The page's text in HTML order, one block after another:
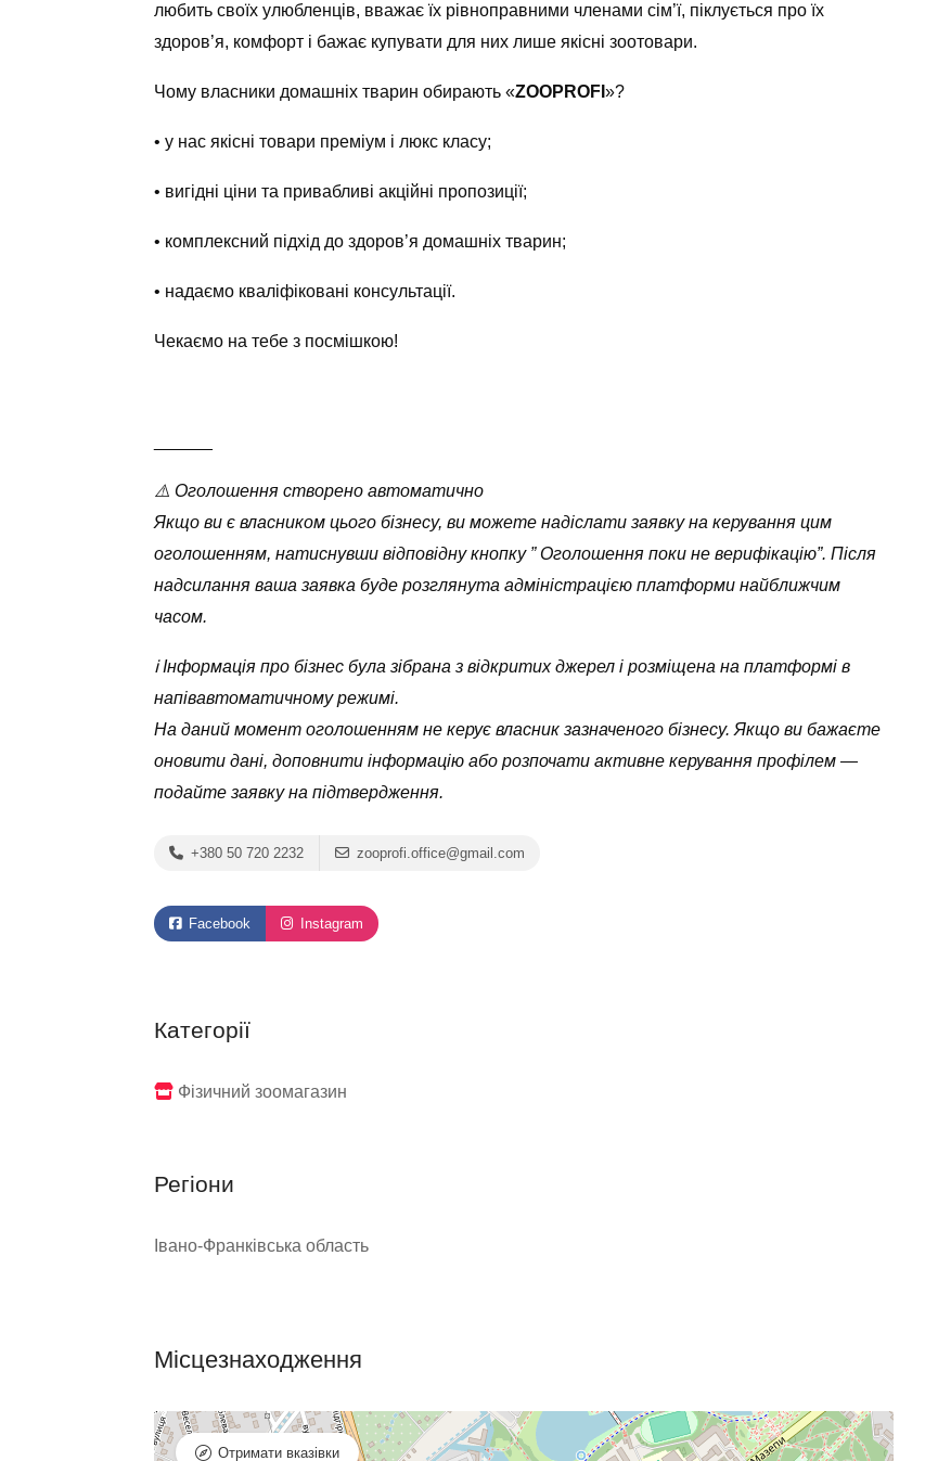
любить своїх улюбленців, вважає їх рівноправними членами сім’ї, піклується про їх
здоров’я, комфорт і бажає купувати для них лише якісні зоотовари.
Чому власники домашніх тварин обирають «ZOOPROFI »?
• у нас якісні товари преміум і люкс класу;
• вигідні ціни та привабливі акційні пропозиції;
• комплексний підхід до здоров’я домашніх тварин;
• надаємо кваліфіковані консультації.
Чекаємо на тебе з посмішкою!
⚠️ Оголошення створено автоматично
Якщо ви є власником цього бізнесу, ви можете надіслати заявку на керування цим
оголошенням, натиснувши відповідну кнопку ” Оголошення поки не верифікацію”. Після
надсилання ваша заявка буде розглянута адміністрацією платформи найближчим
часом.
ℹ️ Інформація про бізнес була зібрана з відкритих джерел і розміщена на платформі в
напівавтоматичному режимі.
На даний момент оголошенням не керує власник зазначеного бізнесу. Якщо ви бажаєте
оновити дані, доповнити інформацію або розпочати активне керування профілем —
подайте заявку на підтвердження.
+380 50 720 2232 zooprofi.office@gmail.com
Facebook Instagram
Категорії
Фізичний зоомагазин
Регіони
Івано-Франківська область
Місцезнаходження
Отримати вказівки